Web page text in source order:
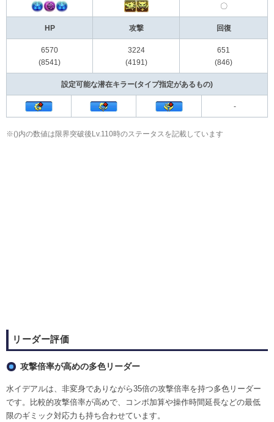
〇
HP 攻撃 回復
6570
(8541)
3224
(4191)
651
(846)
設定可能な潜在キラー(タイプ指定があるもの)
-
※()内の数値は限界突破後Lv.110時のステータスを記載しています
リーダー評価
攻撃倍率が高めの多色リーダー
水イデアルは、非変身でありながら35倍の攻撃倍率を持つ多色リーダー
です。比較的攻撃倍率が高めで、コンボ加算や操作時間延長などの最低
限のギミック対応力も持ち合わせています。